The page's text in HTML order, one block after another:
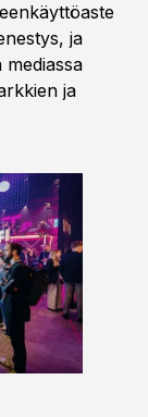
ja
mediassa
ja